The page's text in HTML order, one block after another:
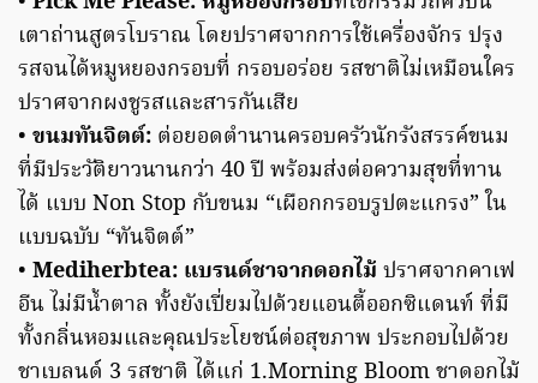
เตาถ่านสูตรโบราณ โดยปราศจากการใช้เครื่องจักร ปรุง
รสจนได้หมูหยองกรอบที่ กรอบอร่อย รสชาติไม่เหมือนใคร
ปราศจากผงชูรสและสารกันเสีย
• ขนมทันจิตต์: ต่อยอดตำนานครอบครัวนักรังสรรค์ขนม
ที่มีประวัติยาวนานกว่า 40 ปี พร้อมส่งต่อความสุขที่ทาน
ได้ แบบ Non Stop กับขนม “เผือกกรอบรูปตะแกรง” ใน
แบบฉบับ “ทันจิตต์”
• Mediherbtea: แบรนด์ชาจากดอกไม้ ปราศจากคาเฟ
อีน ไม่มีน้ำตาล ทั้งยังเปี่ยมไปด้วยแอนตี้ออกซิแดนท์ ที่มี
ทั้งกลิ่นหอมและคุณประโยชน์ต่อสุขภาพ ประกอบไปด้วย
ชาเบลนด์ 3 รสชาติ ได้แก่ 1.Morning Bloom ชาดอกไม้